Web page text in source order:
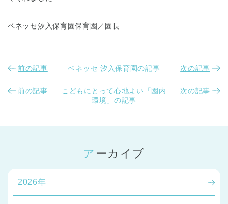
ベネッセ汐入保育園保育園／園長
前の記事 ベネッセ 汐入保育園の記事 次の記事
前の記事
こどもにとって心地よい「園内
環境」の記事
次の記事
アーカイブ
2026年